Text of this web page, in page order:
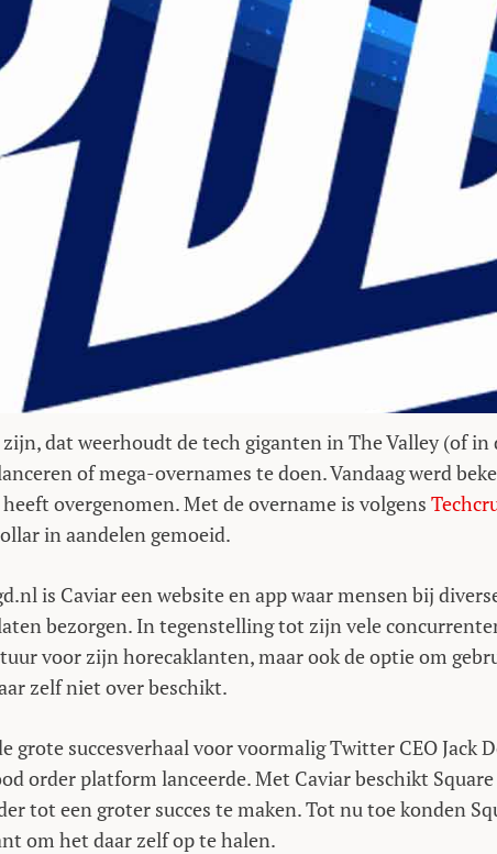
dat weerhoudt de tech giganten in The Valley (of in
of mega-overnames te doen. Vandaag werd
overgenomen. Met de overname is volgens
in aandelen gemoeid.
is Caviar een website en app waar mensen bij
bezorgen. In tegenstelling tot zijn vele
voor zijn horecaklanten, maar ook de optie om
zelf niet over beschikt.
grote succesverhaal voor voormalig Twitter CEO Jack
order platform lanceerde. Met Caviar beschikt
tot een groter succes te maken. Tot nu toe konden
om het daar zelf op te halen.